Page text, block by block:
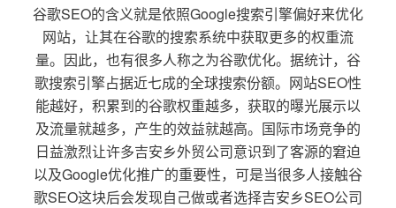
谷歌SEO的含义就是依照Google搜索引擎偏好来优化
网站，让其在谷歌的搜索系统中获取更多的权重流
量。因此，也有很多人称之为谷歌优化。据统计，谷
歌搜索引擎占据近七成的全球搜索份额。网站SEO性
能越好，积累到的谷歌权重越多，获取的曝光展示以
及流量就越多，产生的效益就越高。国际市场竞争的
日益激烈让许多吉安乡外贸公司意识到了客源的窘迫
以及Google优化推广的重要性，可是当很多人接触谷
歌SEO这块后会发现自己做或者选择吉安乡SEO公司